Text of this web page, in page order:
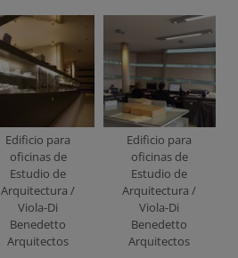
Edificio para
oficinas de
Estudio de
Arquitectura /
Viola-Di
Benedetto
Arquitectos
Edificio para
oficinas de
Estudio de
Arquitectura /
Viola-Di
Benedetto
Arquitectos